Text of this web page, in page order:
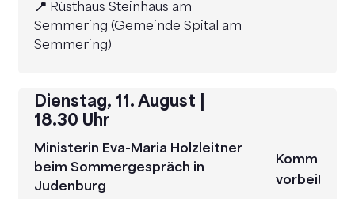
📍 Rüsthaus Steinhaus am
Semmering (Gemeinde Spital am
Semmering)
Dienstag, 11. August |
18.30 Uhr
Ministerin Eva-Maria Holzleitner
beim Sommergespräch in
Judenburg
Komm
vorbei!